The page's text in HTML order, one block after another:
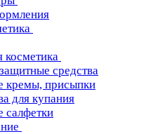
косметика
средства
кремы, присыпки
для купания
салфетки